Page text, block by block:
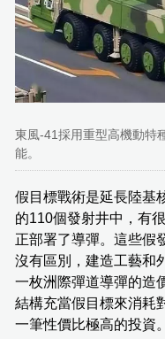
東風-41採用重型高機動特
能。
假目標戰術是延長陸基
的110個發射井中，有
正部署了導彈。這些假
沒有區別，建造工藝和
一枚洲際彈道導彈的造
結構充當假目標來消耗
一筆性價比極高的投資。